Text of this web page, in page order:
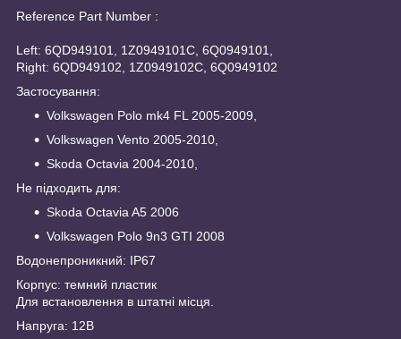
Reference Part Number :
Left: 6QD949101, 1Z0949101C, 6Q0949101,
Right: 6QD949102, 1Z0949102C, 6Q0949102
Застосування:
Volkswagen Polo mk4 FL 2005-2009,
Volkswagen Vento 2005-2010,
Skoda Octavia 2004-2010,
Не підходить для:
Skoda Octavia A5 2006
Volkswagen Polo 9n3 GTI 2008
Водонепроникний: IP67
Корпус: темний пластик
Для встановлення в штатні місця.
Напруга: 12В